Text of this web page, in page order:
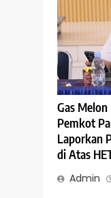
Gas
Pemkot
Laporkan
di Atas
Admin